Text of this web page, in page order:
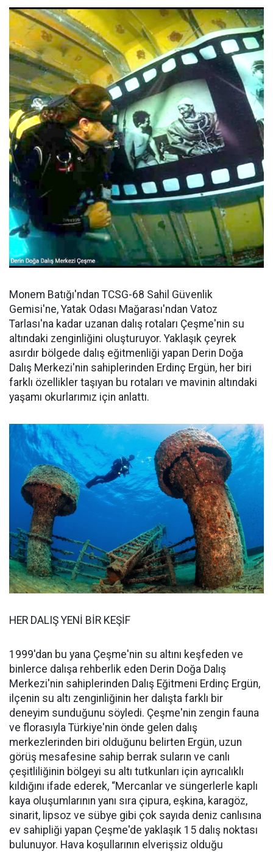
Monem Batığı'ndan TCSG-68 Sahil Güvenlik
Gemisi'ne, Yatak Odası Mağarası'ndan Vatoz
Tarlası'na kadar uzanan dalış rotaları Çeşme'nin su
altındaki zenginliğini oluşturuyor. Yaklaşık çeyrek
asırdır bölgede dalış eğitmenliği yapan Derin Doğa
Dalış Merkezi'nin sahiplerinden Erdinç Ergün, her biri
farklı özellikler taşıyan bu rotaları ve mavinin altındaki
yaşamı okurlarımız için anlattı.
HER DALIŞ YENİ BİR KEŞİF
1999'dan bu yana Çeşme'nin su altını keşfeden ve
binlerce dalışa rehberlik eden Derin Doğa Dalış
Merkezi'nin sahiplerinden Dalış Eğitmeni Erdinç Ergün,
ilçenin su altı zenginliğinin her dalışta farklı bir
deneyim sunduğunu söyledi. Çeşme'nin zengin fauna
ve florasıyla Türkiye'nin önde gelen dalış
merkezlerinden biri olduğunu belirten Ergün, uzun
görüş mesafesine sahip berrak suların ve canlı
çeşitliliğinin bölgeyi su altı tutkunları için ayrıcalıklı
kıldığını ifade ederek, “Mercanlar ve süngerlerle kaplı
kaya oluşumlarının yanı sıra çipura, eşkina, karagöz,
sinarit, lipsoz ve sübye gibi çok sayıda deniz canlısına
ev sahipliği yapan Çeşme'de yaklaşık 15 dalış noktası
bulunuyor. Hava koşullarının elverişsiz olduğu